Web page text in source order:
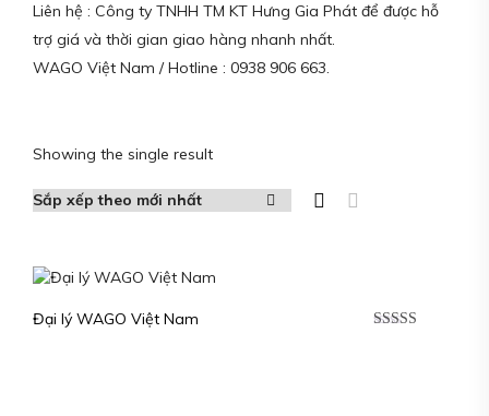
Liên hệ : Công ty TNHH TM KT Hưng Gia Phát để được hỗ
trợ giá và thời gian giao hàng nhanh nhất.
WAGO Việt Nam / Hotline : 0938 906 663.
Showing the single result
Đại lý WAGO Việt Nam